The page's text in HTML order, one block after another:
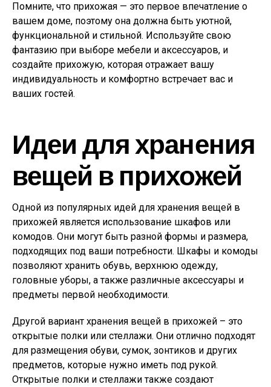
Помните, что прихожая — это первое впечатление о
вашем доме, поэтому она должна быть уютной,
функциональной и стильной. Используйте свою
фантазию при выборе мебели и аксессуаров, и
создайте прихожую, которая отражает вашу
индивидуальность и комфортно встречает вас и
ваших гостей.
Идеи для хранения
вещей в прихожей
Одной из популярных идей для хранения вещей в
прихожей является использование шкафов или
комодов. Они могут быть разной формы и размера,
подходящих под ваши потребности. Шкафы и комоды
позволяют хранить обувь, верхнюю одежду,
головные уборы, а также различные аксессуары и
предметы первой необходимости.
Другой вариант хранения вещей в прихожей – это
открытые полки или стеллажи. Они отлично подходят
для размещения обуви, сумок, зонтиков и других
предметов, которые нужно иметь под рукой.
Открытые полки и стеллажи также создают